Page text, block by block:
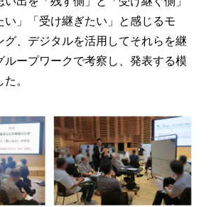
い」「受け継ぎたい」と感じるモ
グ、デジタルを活用してそれらを継
ループワークで考察し、発表する模
。